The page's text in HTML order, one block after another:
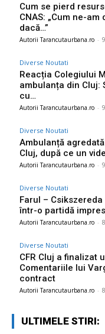
Cum se pierd
CNAS: „Cum ne-
dacă…”
Autorii Tarancutaurbana.ro -
Diverse Noutati
Reacția Colegiului
ambulanța din Cluj:
cu…
Autorii Tarancutaurbana.ro -
Diverse Noutati
Ambulanță
Cluj, după ce un
Autorii Tarancutaurbana.ro -
Diverse Noutati
Farul –
într-o partidă
Autorii Tarancutaurbana.ro -
Diverse Noutati
CFR Cluj a finalizat
Comentariile lui
contract
Autorii Tarancutaurbana.ro -
ULTIMELE STIRI: